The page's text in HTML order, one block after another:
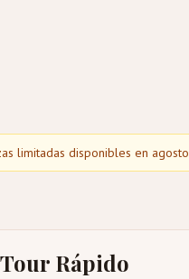
limitadas disponibles en agosto
Rápido